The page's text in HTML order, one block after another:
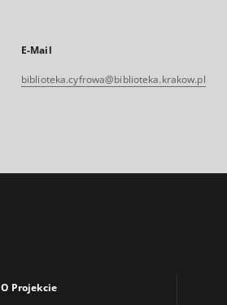
E-Mail
biblioteka.cyfrowa@biblioteka.krakow.pl
O Projekcie